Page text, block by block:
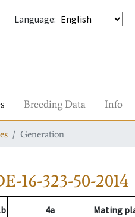
Language:
Breeding Data Info
Generation
16-323-50-2014
4a Mating